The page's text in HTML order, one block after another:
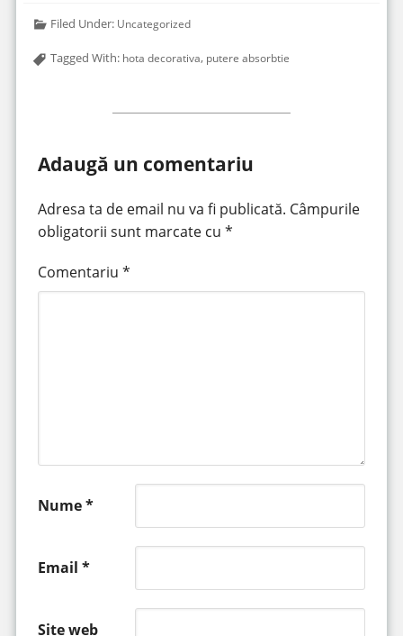
Filed Under: Uncategorized
Tagged With: hota decorativa, putere absorbtie
Adaugă un comentariu
Adresa ta de email nu va fi publicată. Câmpurile
obligatorii sunt marcate cu *
Comentariu *
Nume*
Email *
Site web